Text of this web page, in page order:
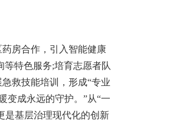
房合作，引入智能健康
等特色服务;培育志愿者队
救技能培训，形成“专业
变成永远的守护。”从“一
是基层治理现代化的创新